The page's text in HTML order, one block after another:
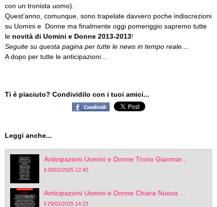
con un tronista uomo).
Quest’anno, comunque, sono trapelate davvero poche indiscrezioni
su Uomini e Donne ma finalmente oggi pomeriggio sapremo tutte
le novità di Uomini e Donne 2013-2013!
Seguite su questa pagina per tutte le news in tempo reale…
A dopo per tutte le anticipazioni…
Ti è piaciuto? Condividilo con i tuoi amici...
Leggi anche...
Anticipazioni Uomini e Donne Trono Gianmar...
il 30/01/2025 12:40
Anticipazioni Uomini e Donne Chiara Nuova ...
il 29/01/2025 14:23